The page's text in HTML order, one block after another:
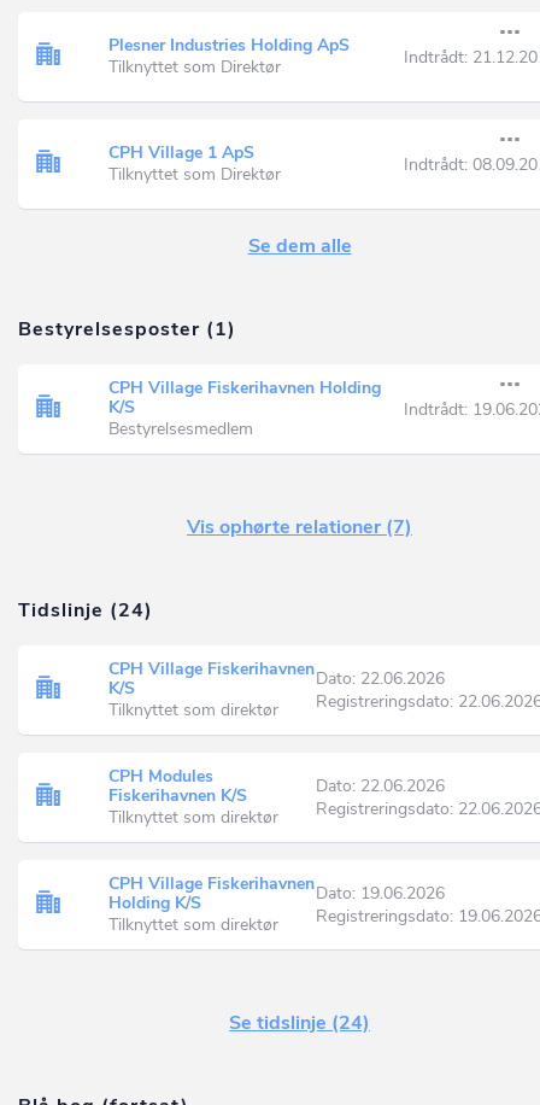
Plesner Industries Holding ApS
Tilknyttet som Direktør
Indtrådt:
CPH Village 1 ApS
Tilknyttet som Direktør
Indtrådt:
Se dem alle
Bestyrelsesposter (1)
CPH Village Fiskerihavnen Holding
K/S
Bestyrelsesmedlem
Indtrådt:
Vis ophørte relationer (7)
Tidslinje (24)
CPH Village Fiskerihavnen
K/S
Tilknyttet som direktør
Dato: 22.06.2026
Registreringsdato:
CPH Modules
Fiskerihavnen K/S
Tilknyttet som direktør
Dato: 22.06.2026
Registreringsdato:
CPH Village Fiskerihavnen
Holding K/S
Tilknyttet som direktør
Dato: 19.06.2026
Registreringsdato:
Se tidslinje (24)